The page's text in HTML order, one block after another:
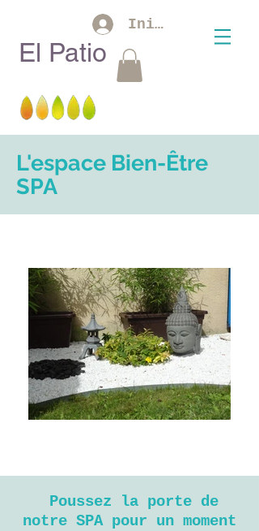
El Patio
Iniciar sesión
L'espace Bien-Être
SPA
Poussez la porte de
notre SPA pour un moment